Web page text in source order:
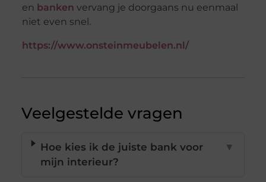
en banken vervang je doorgaans nu eenmaal
niet even snel.
https://www.onsteinmeubelen.nl/
Veelgestelde vragen
Hoe kies ik de juiste bank voor
mijn interieur?
▼